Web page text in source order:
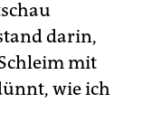
darin,
mit
wie ich